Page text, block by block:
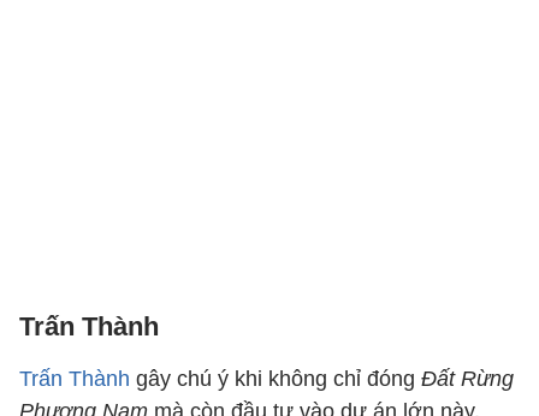
Trấn Thành
Trấn Thành gây chú ý khi không chỉ đóng Đất Rừng
Phương Nam mà còn đầu tư vào dự án lớn này.